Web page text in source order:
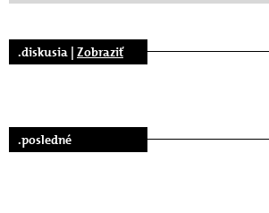
.diskusia | Zobraziť
.posledné